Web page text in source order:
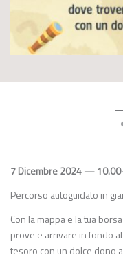
7 Dicembre 2024 —
Percorso autoguidato in
Con la mappa e la tua
prove e arrivare in fondo
tesoro con un dolce dono